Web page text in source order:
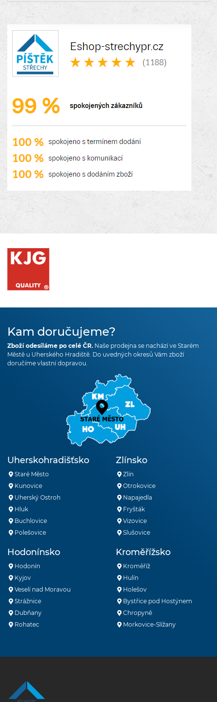
Kam doručujeme?
Zboží odesíláme po celé ČR. Naše prodejna se nachází ve Starém
Městě u Uherského Hradiště. Do uvedných okresů Vám zboží
doručíme vlastní dopravou.
Uherskohradišťsko
Staré Město
Kunovice
Uherský Ostroh
Hluk
Buchlovice
Polešovice
Zlínsko
Zlín
Otrokovice
Napajedla
Fryšták
Vizovice
Slušovice
Hodonínsko
Hodonín
Kyjov
Veselí nad Moravou
Strážnice
Dubňany
Rohatec
Kroměřížsko
Kroměříž
Hulín
Holešov
Bystřice pod Hostýnem
Chropyně
Morkovice-Slížany